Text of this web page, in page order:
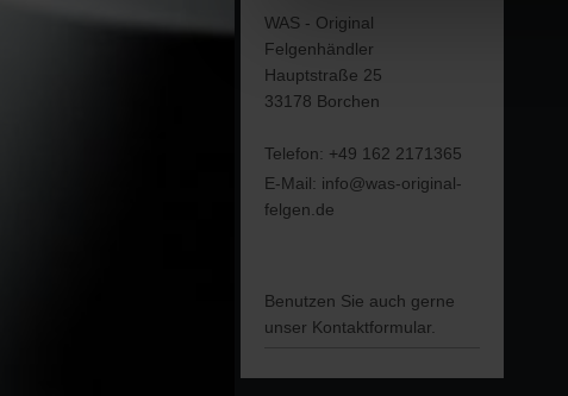
WAS - Original
Felgenhändler
Hauptstraße 25
33178 Borchen
Telefon: +49 162 2171365
E-Mail: info@was-original-
felgen.de
Benutzen Sie auch gerne
unser Kontaktformular.